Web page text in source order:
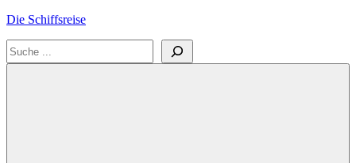
Zum
springen
Die Schiffsreise
Literatur-
Suchen